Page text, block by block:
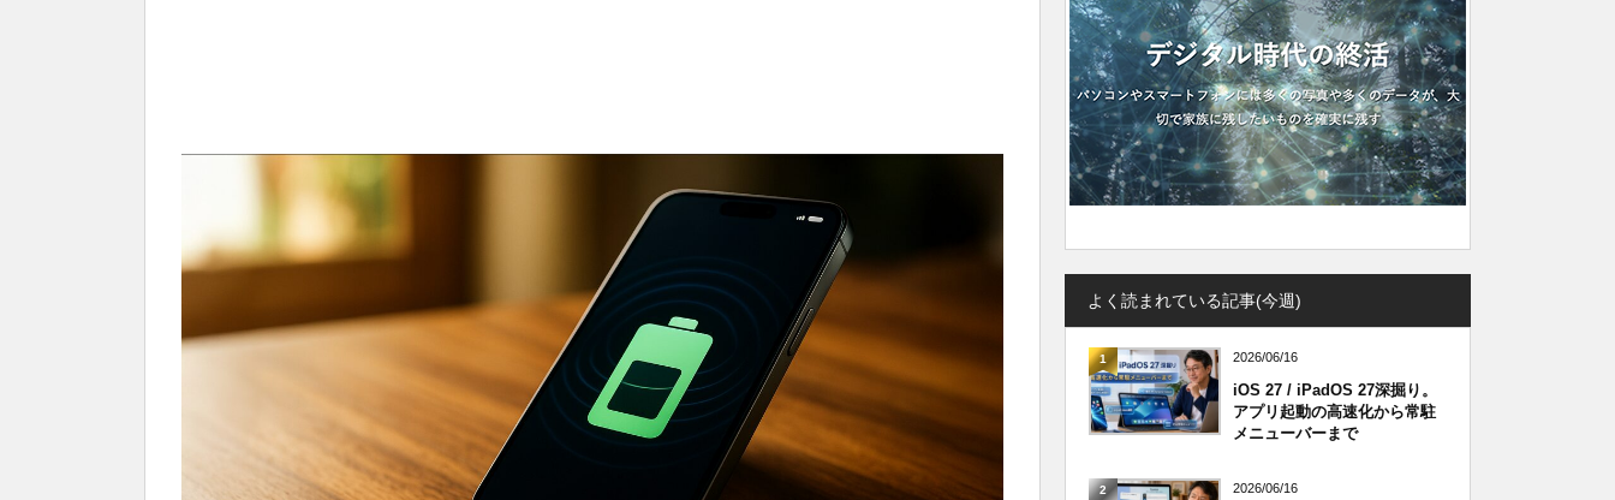
よく読まれている記事(今週)
1 2026/06/16
iOS 27 / iPadOS 27深掘り。
アプリ起動の高速化から常駐
メニューバーまで
2 2026/06/16